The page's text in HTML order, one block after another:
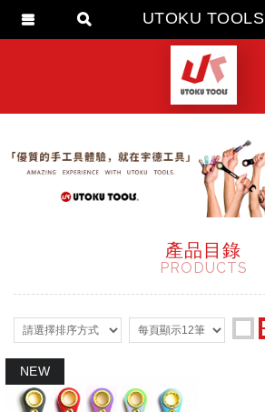
產品目錄
PRODUCTS
UTOKU TOOLS
會員登入
會員註冊
忘記密碼
追蹤清單
匯款通知